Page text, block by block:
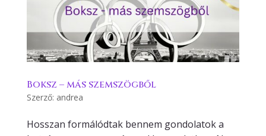
Boksz – más szemszögből
Szerző: andrea
Hosszan formálódtak bennem gondolatok a